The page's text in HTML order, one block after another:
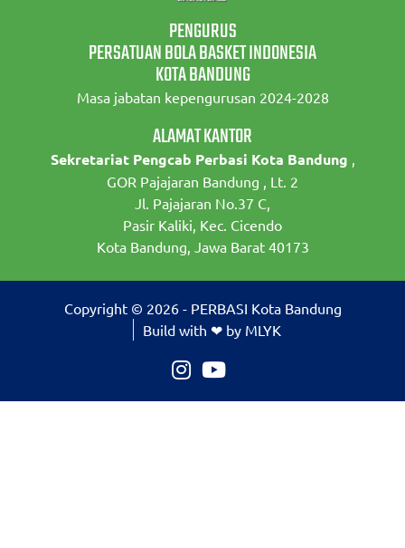
PENGURUS
PERSATUAN BOLA BASKET INDONESIA
KOTA BANDUNG
Masa jabatan kepengurusan 2024-2028
ALAMAT KANTOR
Sekretariat Pengcab Perbasi Kota Bandung ,
GOR Pajajaran Bandung , Lt. 2
Jl. Pajajaran No.37 C,
Pasir Kaliki, Kec. Cicendo
Kota Bandung, Jawa Barat 40173
Copyright © 2026 - PERBASI Kota Bandung
Build with ❤ by MLYK